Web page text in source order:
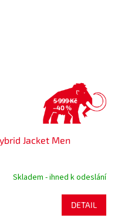
5 999 Kč
–40 %
Jacket Men
Skladem - ihned k odeslání
DETAIL